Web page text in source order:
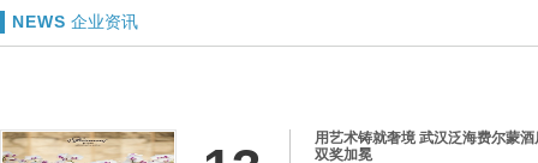
NEWS 企业资讯
用艺术铸就奢境 武汉泛海费尔蒙酒
双奖加冕